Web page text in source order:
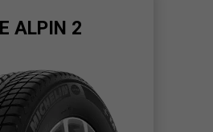
ALPIN 2